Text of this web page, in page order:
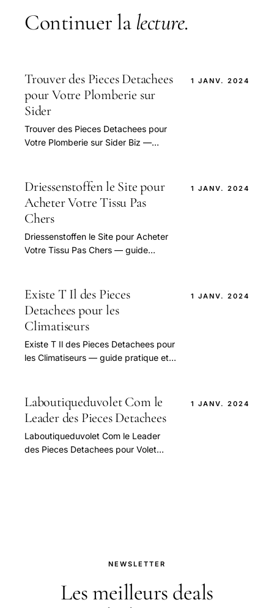
Continuer la lecture.
Trouver des Pieces Detachees
pour Votre Plomberie sur
Sider
Trouver des Pieces Detachees pour
Votre Plomberie sur Sider Biz —
1 JANV. 2024
Driessenstoffen le Site pour
Acheter Votre Tissu Pas
Chers
Driessenstoffen le Site pour Acheter
Votre Tissu Pas Chers — guide
1 JANV. 2024
Existe T Il des Pieces
Detachees pour les
Climatiseurs
Existe T Il des Pieces Detachees pour
les Climatiseurs — guide pratique et
1 JANV. 2024
Laboutiqueduvolet Com le
Leader des Pieces Detachees
Laboutiqueduvolet Com le Leader
des Pieces Detachees pour Volet
1 JANV. 2024
NEWSLETTER
Les meilleurs deals